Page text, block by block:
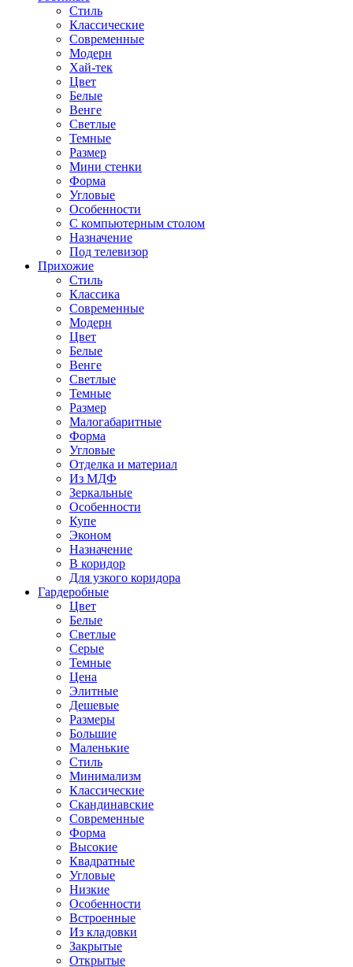
Стиль
Классические
Современные
Модерн
Хай-тек
Цвет
Белые
Венге
Светлые
Темные
Размер
Мини стенки
Форма
Угловые
Особенности
С компьютерным столом
Назначение
Под телевизор
Прихожие
Стиль
Классика
Современные
Модерн
Цвет
Белые
Венге
Светлые
Темные
Размер
Малогабаритные
Форма
Угловые
Отделка и материал
Из МДФ
Зеркальные
Особенности
Купе
Эконом
Назначение
В коридор
Для узкого коридора
Гардеробные
Цвет
Белые
Светлые
Серые
Темные
Цена
Элитные
Дешевые
Размеры
Большие
Маленькие
Стиль
Минимализм
Классические
Скандинавские
Современные
Форма
Высокие
Квадратные
Угловые
Низкие
Особенности
Встроенные
Из кладовки
Закрытые
Открытые